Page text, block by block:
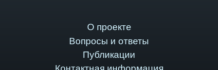
О проекте
Вопросы и ответы
Публикации